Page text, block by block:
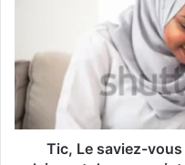
d
r
e
s
Tic, Le saviez-